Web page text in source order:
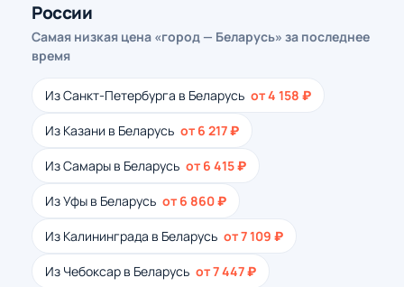
России
Самая низкая цена «город — Беларусь» за последнее
время
Из Санкт-Петербурга в Беларусь от 4 158 ₽
Из Казани в Беларусь от 6 217 ₽
Из Самары в Беларусь от 6 415 ₽
Из Уфы в Беларусь от 6 860 ₽
Из Калининграда в Беларусь от 7 109 ₽
Из Чебоксар в Беларусь от 7 447 ₽